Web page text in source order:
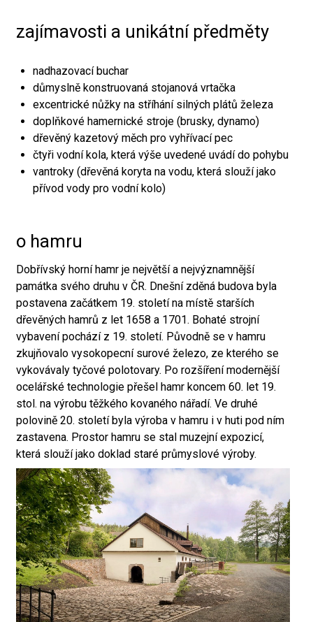
zajímavosti a unikátní předměty
nadhazovací buchar
důmyslně konstruovaná stojanová vrtačka
excentrické nůžky na stříhání silných plátů železa
doplňkové hamernické stroje (brusky, dynamo)
dřevěný kazetový měch pro vyhřívací pec
čtyři vodní kola, která výše uvedené uvádí do pohybu
vantroky (dřevěná koryta na vodu, která slouží jako
přívod vody pro vodní kolo)
o hamru
Dobřívský horní hamr je největší a nejvýznamnější
památka svého druhu v ČR. Dnešní zděná budova byla
postavena začátkem 19. století na místě starších
dřevěných hamrů z let 1658 a 1701. Bohaté strojní
vybavení pochází z 19. století. Původně se v hamru
zkujňovalo vysokopecní surové železo, ze kterého se
vykovávaly tyčové polotovary. Po rozšíření modernější
ocelářské technologie přešel hamr koncem 60. let 19.
stol. na výrobu těžkého kovaného nářadí. Ve druhé
polovině 20. století byla výroba v hamru i v huti pod ním
zastavena. Prostor hamru se stal muzejní expozicí,
která slouží jako doklad staré průmyslové výroby.